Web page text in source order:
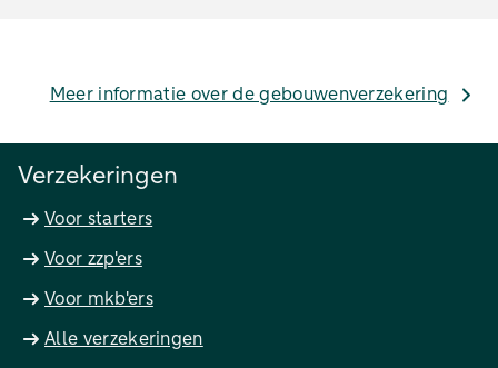
Meer informatie over de gebouwenverzekering
Verzekeringen
Voor starters
Voor zzp'ers
Voor mkb'ers
Alle verzekeringen